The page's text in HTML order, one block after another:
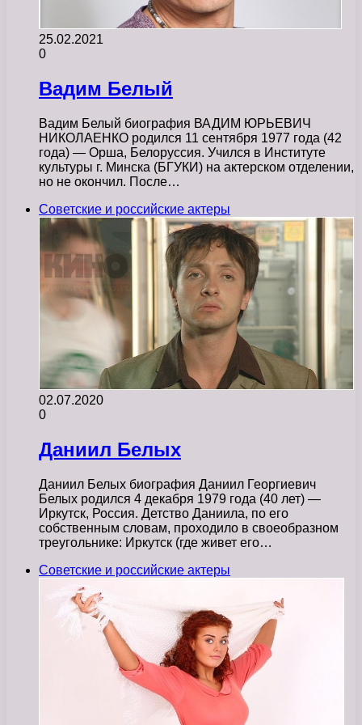
25.02.2021
0
Вадим Белый
Вадим Белый биография ВАДИМ ЮРЬЕВИЧ
НИКОЛАЕНКО родился 11 сентября 1977 года (42
года) — Орша, Белоруссия. Учился в Институте
культуры г. Минска (БГУКИ) на актерском отделении,
но не окончил. После…
Советские и российские актеры
02.07.2020
0
Даниил Белых
Даниил Белых биография Даниил Георгиевич
Белых родился 4 декабря 1979 года (40 лет) —
Иркутск, Россия. Детство Даниила, по его
собственным словам, проходило в своеобразном
треугольнике: Иркутск (где живет его…
Советские и российские актеры